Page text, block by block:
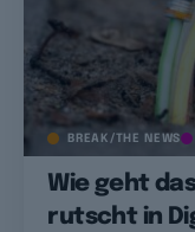
BREAK/THE NEWS
Wie geht
rutscht in